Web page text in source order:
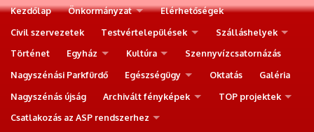
Kezdőlap Önkormányzat
Elérhetőségek
Civil szervezetek
Testvértelepülések
Szálláshelyek
Történet
Egyház Kultúra
Szennyvízcsatornázás
Nagyszénási Parkfürdő
Egészségügy Oktatás
Galéria
Nagyszénás újság
Archivált fényképek
TOP projektek
Csatlakozás az ASP rendszerhez